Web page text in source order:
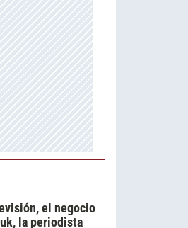
el negocio
la periodista